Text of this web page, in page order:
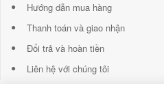
Hướng dẫn mua hàng
Thanh toán và giao nhận
Đổi trả và hoàn tiền
Liên hệ với chúng tôi